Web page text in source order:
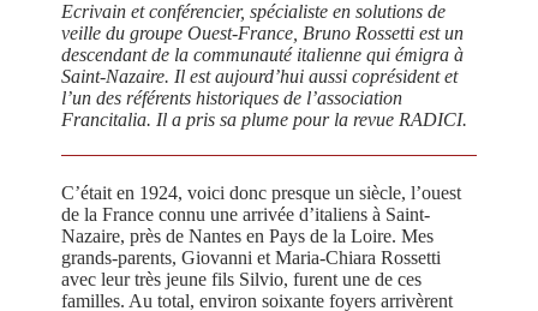
Ecrivain et conférencier, spécialiste en solutions de
veille du groupe Ouest-France, Bruno Rossetti est un
descendant de la communauté italienne qui émigra à
Saint-Nazaire. Il est aujourd’hui aussi coprésident et
l’un des référents historiques de l’association
Francitalia. Il a pris sa plume pour la revue RADICI.
C’était en 1924, voici donc presque un siècle, l’ouest
de la France connu une arrivée d’italiens à Saint-
Nazaire, près de Nantes en Pays de la Loire. Mes
grands-parents, Giovanni et Maria-Chiara Rossetti
avec leur très jeune fils Silvio, furent une de ces
familles. Au total, environ soixante foyers arrivèrent